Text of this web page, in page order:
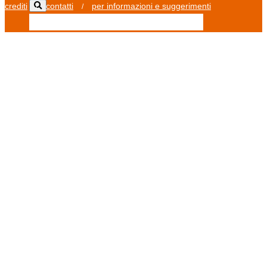
crediti / contatti / per informazioni e suggerimenti